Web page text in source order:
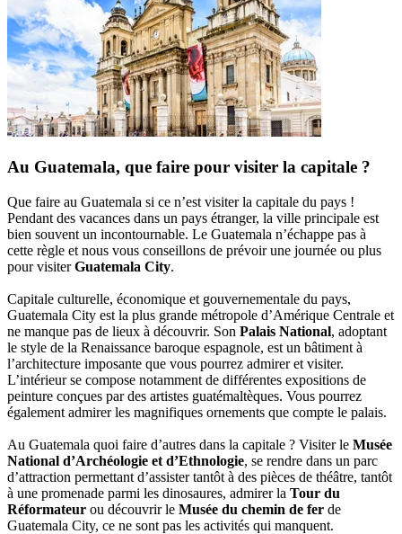
Au Guatemala, que faire pour visiter la capitale ?
Que faire au Guatemala si ce n’est visiter la capitale du pays !
Pendant des vacances dans un pays étranger, la ville principale est
bien souvent un incontournable. Le Guatemala n’échappe pas à
cette règle et nous vous conseillons de prévoir une journée ou plus
pour visiterGuatemala City.
Capitale culturelle, économique et gouvernementale du pays,
Guatemala City est la plus grande métropole d’Amérique Centrale et
ne manque pas de lieux à découvrir. Son Palais National, adoptant
le style de la Renaissance baroque espagnole, est un bâtiment à
l’architecture imposante que vous pourrez admirer et visiter.
L’intérieur se compose notamment de différentes expositions de
peinture conçues par des artistes guatémaltèques. Vous pourrez
également admirer les magnifiques ornements que compte le palais.
Au Guatemala quoi faire d’autres dans la capitale ? Visiter le Musée
National d’Archéologie et d’Ethnologie, se rendre dans un parc
d’attraction permettant d’assister tantôt à des pièces de théâtre, tantôt
à une promenade parmi les dinosaures, admirer la Tour du
Réformateur ou découvrir le Musée du chemin de fer de
Guatemala City, ce ne sont pas les activités qui manquent.